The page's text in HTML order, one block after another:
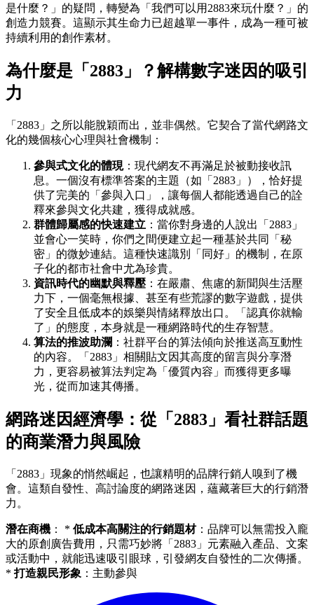
是什麼？」的疑問，轉變為「我們可以用2883來玩什麼？」的
創造力競賽。這顯示其生命力已超越單一事件，成為一種可被
持續利用的創作素材。
為什麼是「2883」？解構數字迷因的吸引
力
「2883」之所以能脫穎而出，並非偶然。它契合了當代網路文
化的幾個核心心理與社會機制：
參與式文化的體現：現代網友不再滿足於被動接收訊
息。一個沒有標準答案的主題（如「2883」），恰好提
供了完美的「參與入口」，讓每個人都能透過自己的詮
釋來參與文化共建，獲得成就感。
群體歸屬感的快速建立 ：當你對身邊的人說出「2883」
並會心一笑時，你們之間便建立起一種基於共同「秘
密」的微妙連結。這種快速識別「同好」的機制，在原
子化的都市社會中尤為珍貴。
資訊時代的幽默與釋壓：在嚴肅、焦慮的新聞與生活壓
力下，一個毫無根據、甚至有些荒謬的數字遊戲，提供
了安全且低成本的娛樂與情緒釋放出口。「認真你就輸
了」的態度，本身就是一種網路時代的生存智慧。
算法的推波助瀾 ：社群平台的算法傾向於推送高互動性
的內容。「2883」相關貼文因其高度的留言與分享潛
力，更容易被算法判定為「優質內容」而獲得更多曝
光，從而加速其傳播。
網路迷因經濟學：從「2883」看社群話題
的商業潛力與風險
「2883」現象的悄然崛起，也讓精明的品牌行銷人嗅到了機
會。這類自發性、高討論度的網路迷因，蘊藏著巨大的行銷潛
力。
潛在商機 ： * 低成本高關注的行銷題材：品牌可以無需投入龐
大的原創廣告費用，只需巧妙將「2883」元素融入產品、文案
或活動中，就能迅速吸引眼球，引發網友自發性的二次傳播。
*打造親民形象 ：主動參與